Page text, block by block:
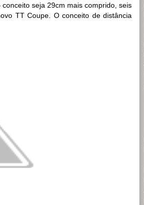
seja 29cm mais comprido, seis
TT Coupe. O conceito de distância